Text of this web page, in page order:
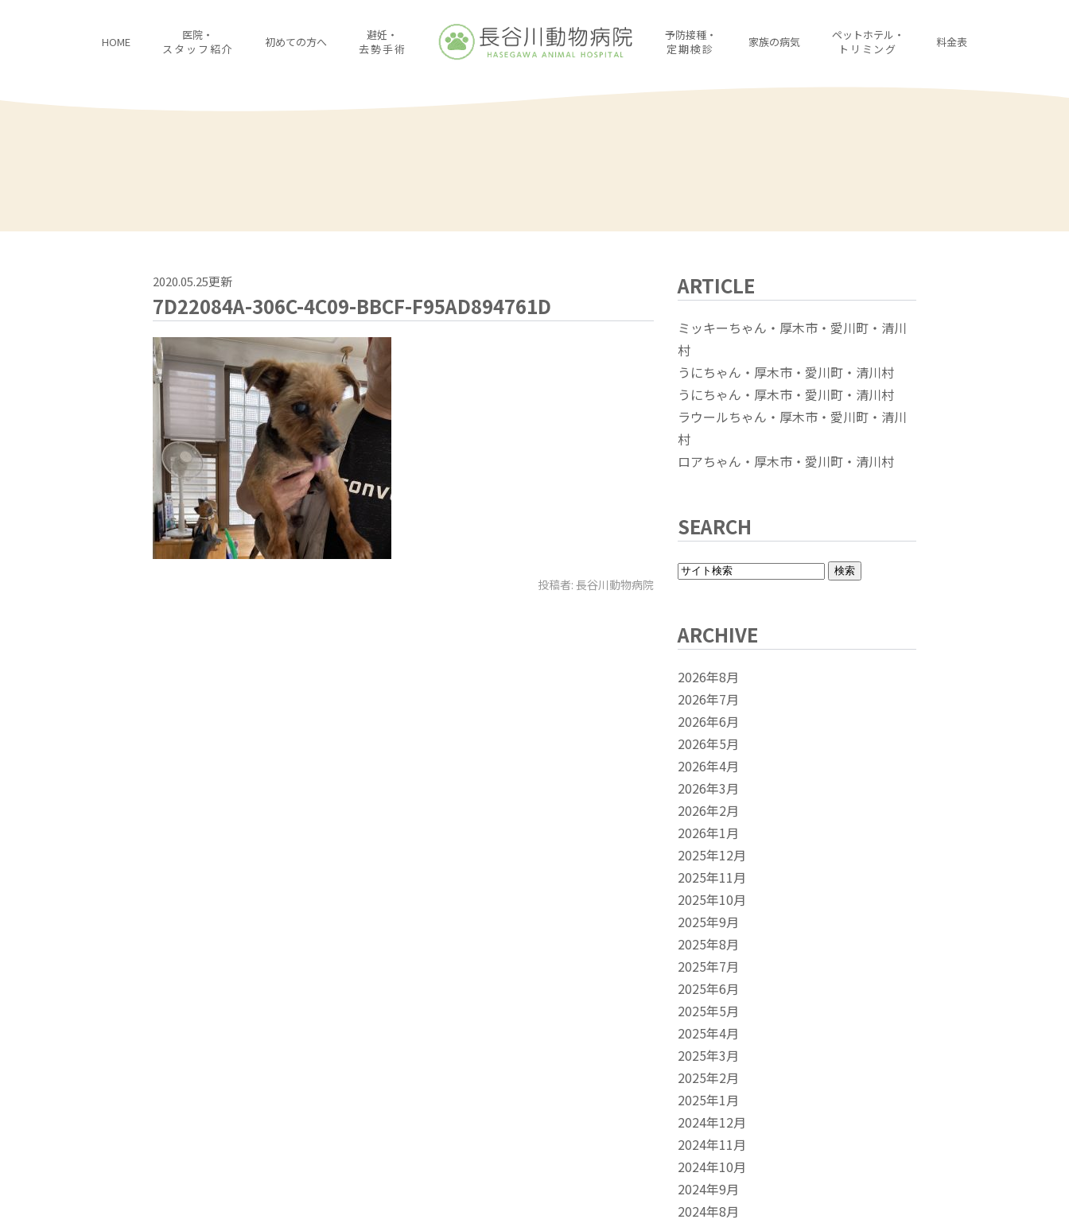
HOME
医院・
スタッフ紹介
初めての方へ
避妊・
去勢手術
予防接種・
定期検診
家族の病気
ペットホテル・
トリミング
料金表
2020.05.25更新
7D22084A-306C-4C09-BBCF-F95AD894761D
投稿者: 長谷川動物病院
ARTICLE
ミッキーちゃん・厚木市・愛川町・清川
村
うにちゃん・厚木市・愛川町・清川村
うにちゃん・厚木市・愛川町・清川村
ラウールちゃん・厚木市・愛川町・清川
村
ロアちゃん・厚木市・愛川町・清川村
SEARCH
ARCHIVE
2026年8月
2026年7月
2026年6月
2026年5月
2026年4月
2026年3月
2026年2月
2026年1月
2025年12月
2025年11月
2025年10月
2025年9月
2025年8月
2025年7月
2025年6月
2025年5月
2025年4月
2025年3月
2025年2月
2025年1月
2024年12月
2024年11月
2024年10月
2024年9月
2024年8月